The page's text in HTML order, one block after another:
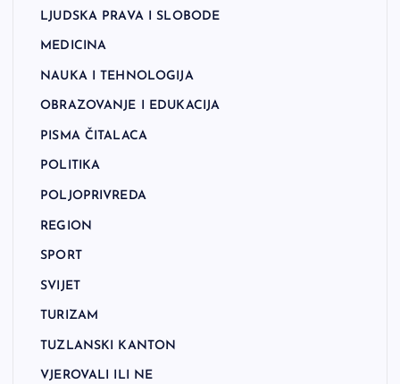
LJUDSKA PRAVA I SLOBODE
MEDICINA
NAUKA I TEHNOLOGIJA
OBRAZOVANJE I EDUKACIJA
PISMA ČITALACA
POLITIKA
POLJOPRIVREDA
REGION
SPORT
SVIJET
TURIZAM
TUZLANSKI KANTON
VJEROVALI ILI NE